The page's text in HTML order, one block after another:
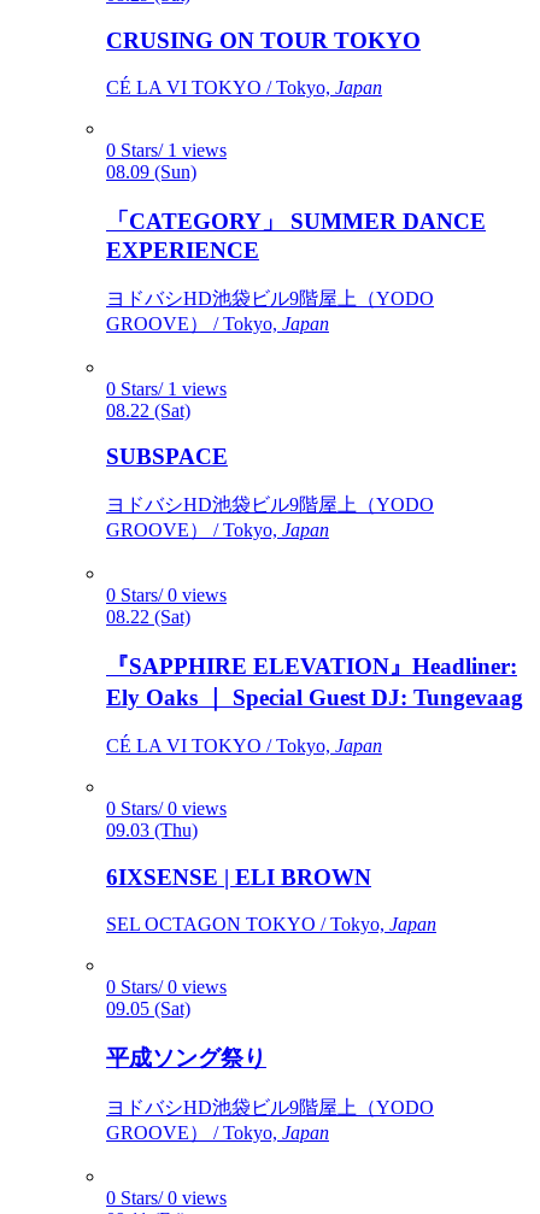
CRUSING ON TOUR TOKYO
CÉ LA VI TOKYO / Tokyo, Japan
0 Stars/ 1 views
08.09 (Sun)
「CATEGORY」 SUMMER DANCE
EXPERIENCE
ヨドバシHD池袋ビル9階屋上（YODO
GROOVE） / Tokyo, Japan
0 Stars/ 1 views
08.22 (Sat)
SUBSPACE
ヨドバシHD池袋ビル9階屋上（YODO
GROOVE） / Tokyo, Japan
0 Stars/ 0 views
08.22 (Sat)
『SAPPHIRE ELEVATION』Headliner:
Ely Oaks ｜ Special Guest DJ: Tungevaag
CÉ LA VI TOKYO / Tokyo, Japan
0 Stars/ 0 views
09.03 (Thu)
6IXSENSE | ELI BROWN
SEL OCTAGON TOKYO / Tokyo, Japan
0 Stars/ 0 views
09.05 (Sat)
平成ソング祭り
ヨドバシHD池袋ビル9階屋上（YODO
GROOVE） / Tokyo, Japan
0 Stars/ 0 views